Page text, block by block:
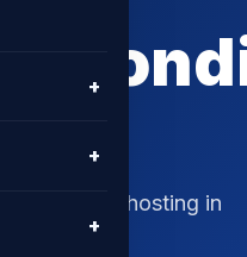
+
+
+
BDIX VPS hosting in